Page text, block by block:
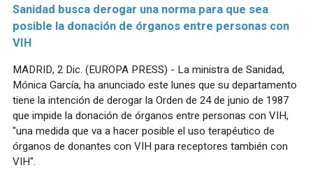
Sanidad busca derogar una norma para que sea
posible la donación de órganos entre personas con
VIH
MADRID, 2 Dic. (EUROPA PRESS) - La ministra de Sanidad,
Mónica García, ha anunciado este lunes que su departamento
tiene la intención de derogar la Orden de 24 de junio de 1987
que impide la donación de órganos entre personas con VIH,
"una medida que va a hacer posible el uso terapéutico de
órganos de donantes con VIH para receptores también con
VIH".